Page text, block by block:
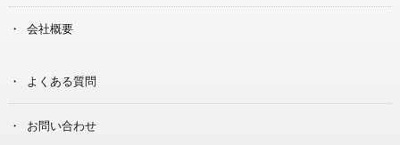
会社概要
よくある質問
お問い合わせ